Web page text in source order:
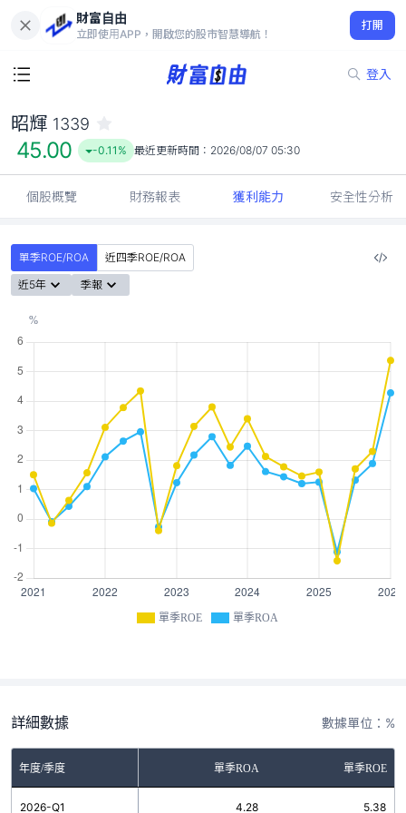
財富自由
立即使用APP，開啟您的股市智慧導航！
打開
登入
45.00
-0.11%
昭輝 1339
45.00 -0.11% 最近更新時間： 2026/08/07 05:30
個股概覽 財務報表 獲利能力 安全性分析
單季ROE/ROA
近四季ROE/ROA
近5年
季報
單季ROE 單季ROA
詳細數據 數據單位：%
年度/季度 單季ROA 單季ROE
2026-Q1 4.28 5.38